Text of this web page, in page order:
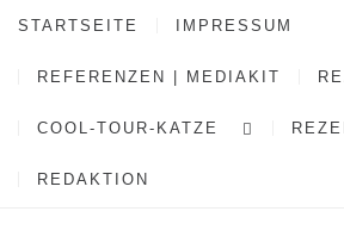
STARTSEITE IMPRESSUM
REFERENZEN | MEDIAKIT
COOL-TOUR-KATZE
REDAKTION